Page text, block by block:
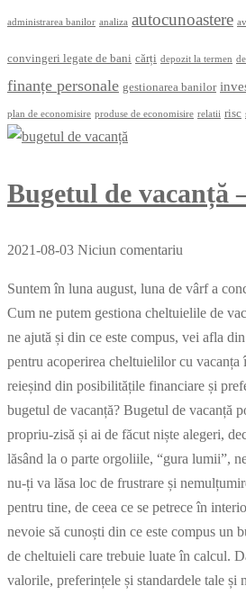
administrarea banilor analiza autocunoastere
convingeri legate de bani cărți depozit la termen
finanțe personale gestionarea banilor
plan de economisire produse de economisire relatii risc
Bugetul de vacanță
2021-08-03 Niciun comentariu
Suntem în luna august, luna de vârf a
Cum ne putem gestiona cheltuielile de
ne ajută și din ce este compus, vei afla
pentru acoperirea cheltuielilor cu
reieșind din posibilitățile financiare și
bugetul de vacanță? Bugetul de vacanță
propriu-zisă și ai de făcut niște alegeri,
lăsând la o parte orgoliile, “gura lumii”,
nu-ți va lăsa loc de frustrare și
pentru tine, de ceea ce se petrece în
nevoie să cunoști din ce este compus un
de cheltuieli care trebuie luate în calcul.
valorile, preferințele și standardele tale